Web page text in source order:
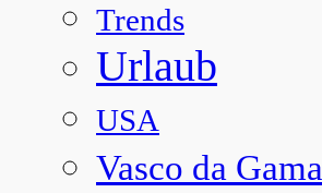
Trends
Urlaub
USA
Vasco da Gama